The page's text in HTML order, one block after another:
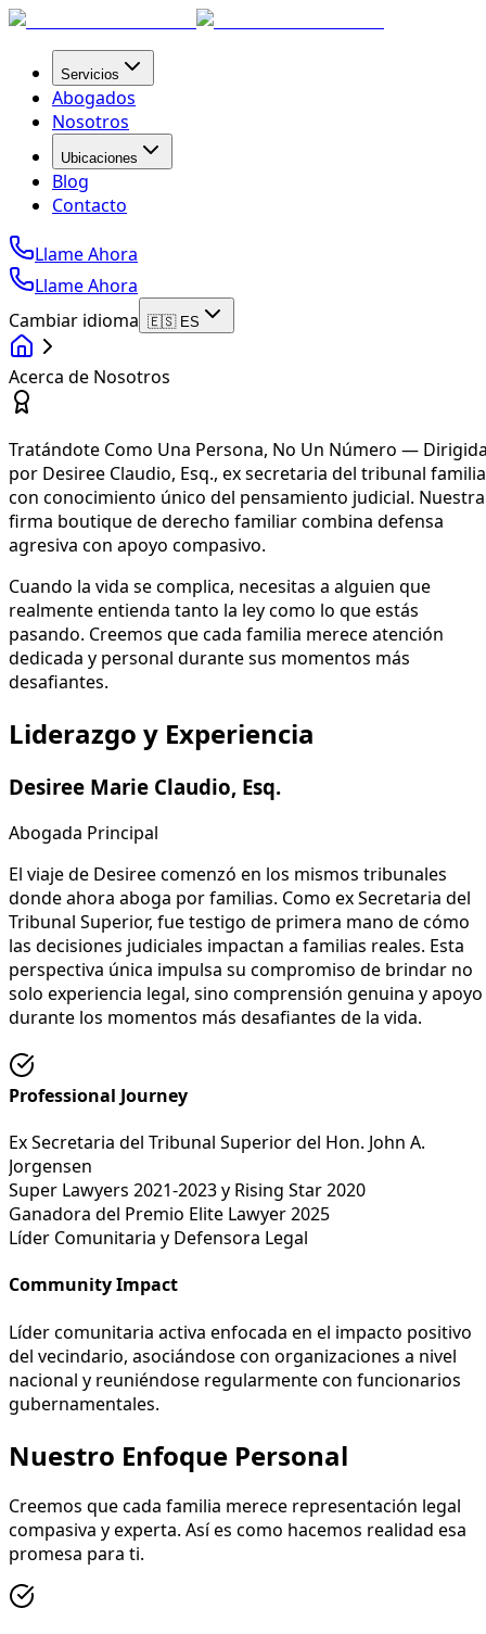
Servicios
Abogados
Nosotros
Ubicaciones
Blog
Contacto
Llame Ahora
Llame Ahora
Cambiar idioma 🇪🇸 ES
Acerca de Nosotros
Tratándote Como Una Persona, No Un Número —
por Desiree Claudio, Esq., ex secretaria del tribunal
con conocimiento único del pensamiento judicial. Nuestra
firma boutique de derecho familiar combina defensa
agresiva con apoyo compasivo.
Cuando la vida se complica, necesitas a alguien que
realmente entienda tanto la ley como lo que estás
pasando. Creemos que cada familia merece atención
dedicada y personal durante sus momentos más
desafiantes.
Liderazgo y Experiencia
Desiree Marie Claudio, Esq.
Abogada Principal
El viaje de Desiree comenzó en los mismos tribunales
donde ahora aboga por familias. Como ex Secretaria del
Tribunal Superior, fue testigo de primera mano de cómo
las decisiones judiciales impactan a familias reales. Esta
perspectiva única impulsa su compromiso de brindar no
solo experiencia legal, sino comprensión genuina y apoyo
durante los momentos más desafiantes de la vida.
Professional Journey
Ex Secretaria del Tribunal Superior del Hon. John A.
Jorgensen
Super Lawyers 2021-2023 y Rising Star 2020
Ganadora del Premio Elite Lawyer 2025
Líder Comunitaria y Defensora Legal
Community Impact
Líder comunitaria activa enfocada en el impacto positivo
del vecindario, asociándose con organizaciones a nivel
nacional y reuniéndose regularmente con funcionarios
gubernamentales.
Nuestro Enfoque Personal
Creemos que cada familia merece representación legal
compasiva y experta. Así es como hacemos realidad esa
promesa para ti.